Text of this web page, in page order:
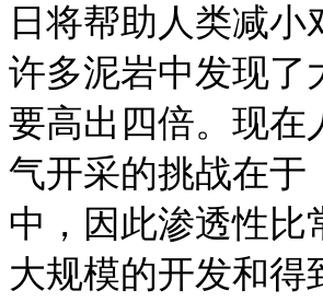
日将帮助人类减
许多泥岩中发现了
要高出四倍。现在
气开采的挑战在于
中，因此渗透性比
大规模的开发和得